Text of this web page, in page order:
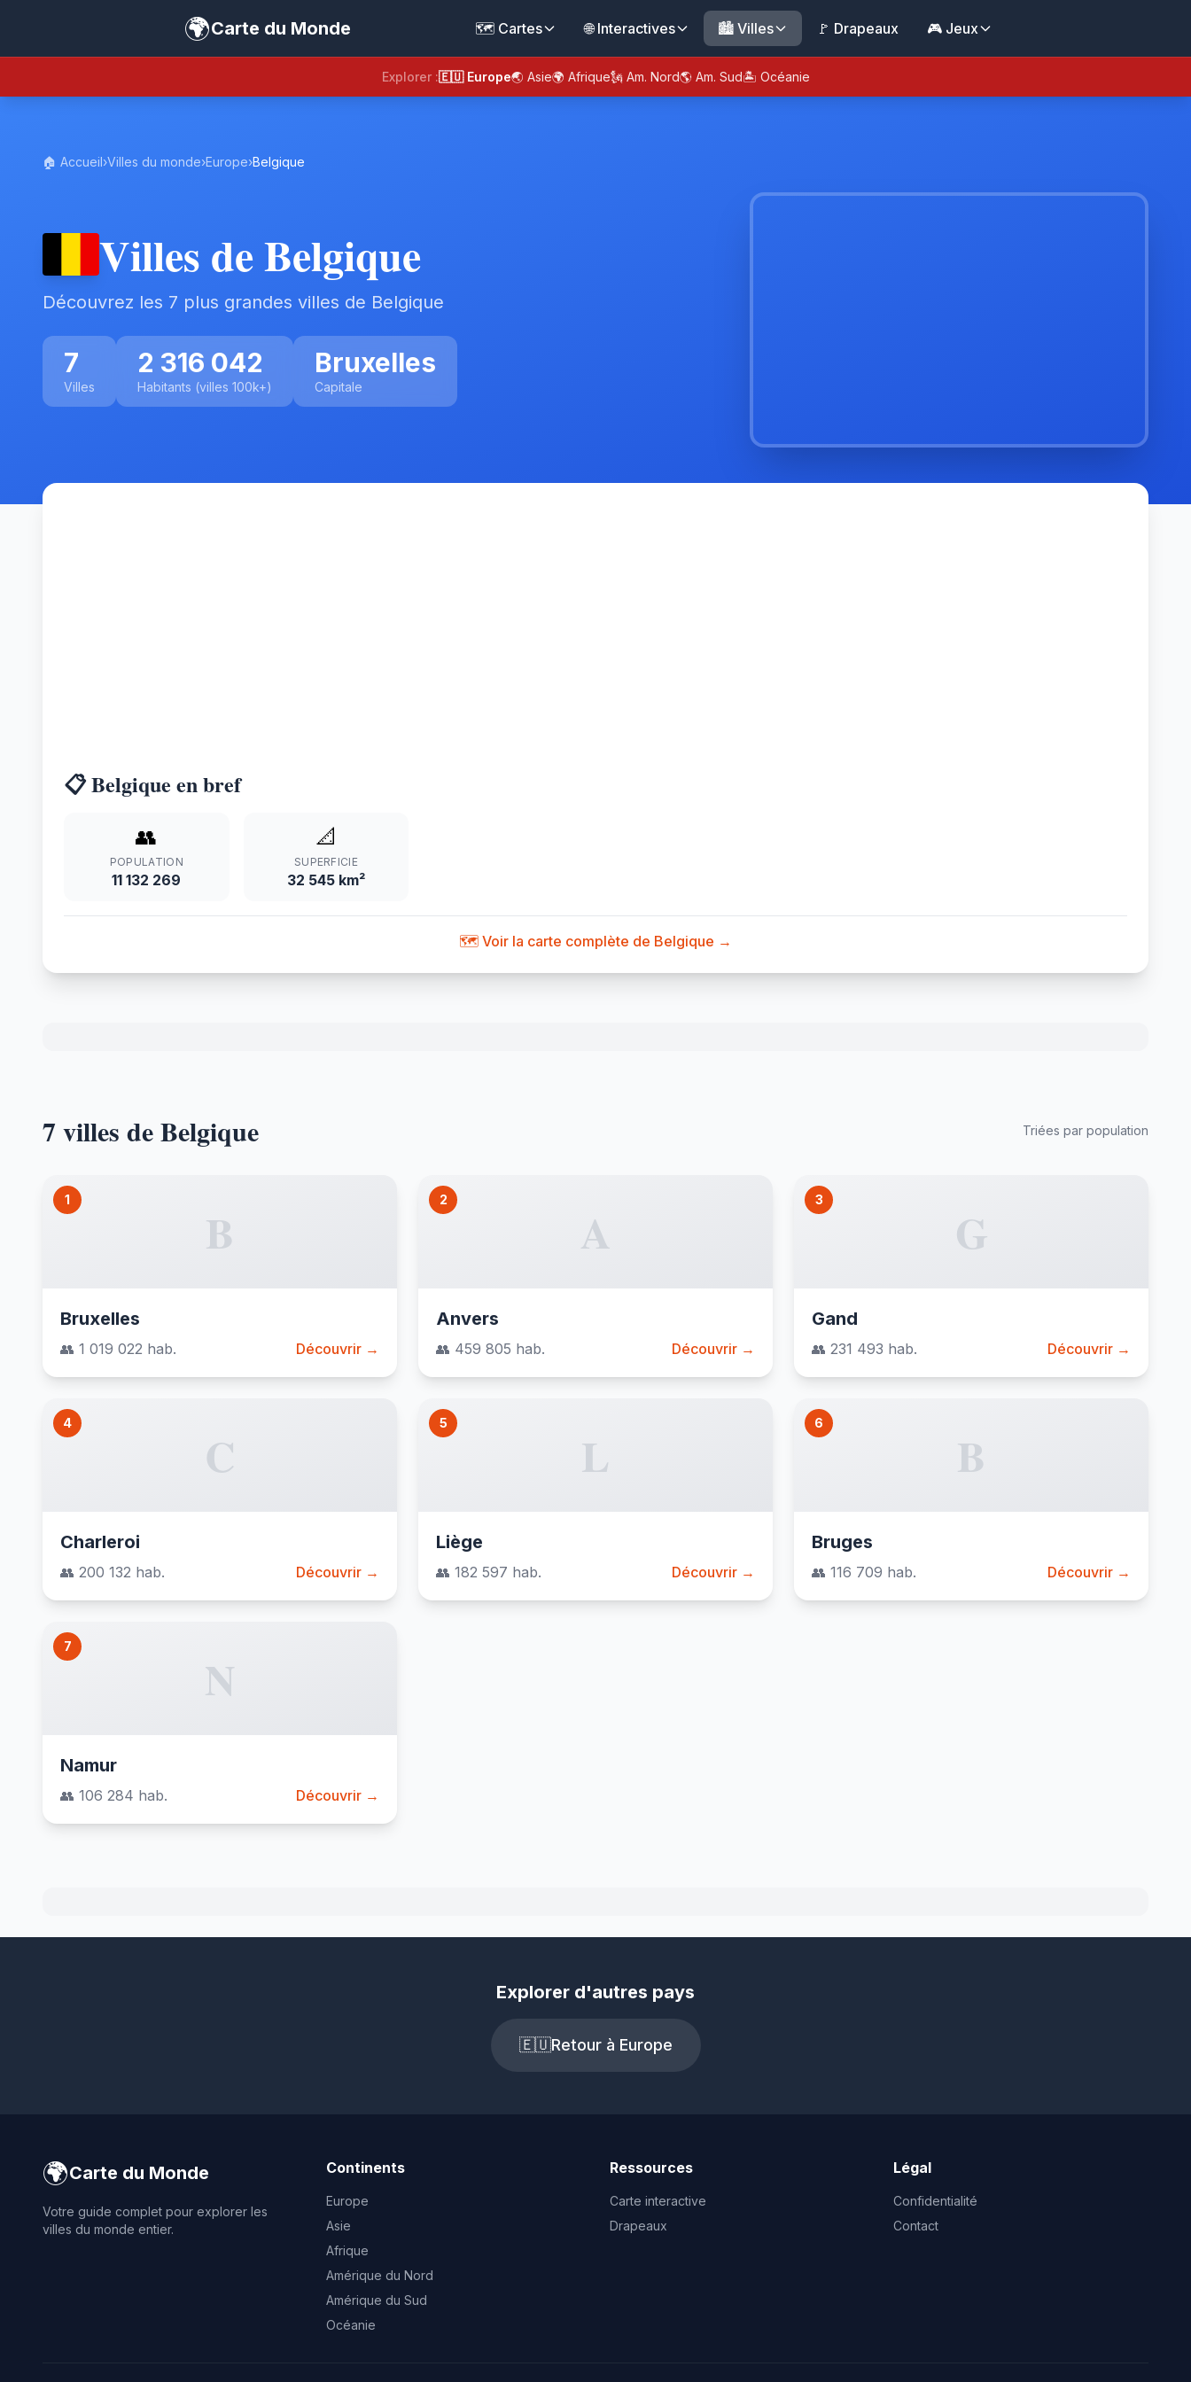
🌍Carte du Monde 🗺️ Cartes 🌐 Interactives 🏙️ Villes 🚩 Drapeaux 🎮 Jeux
Explorer :🇪🇺 Europe🌏 Asie🌍 Afrique🗽 Am. Nord🌎 Am. Sud🏝️ Océanie
🏠 Accueil›Villes du monde›Europe›Belgique
Villes de Belgique
Découvrez les 7 plus grandes villes de Belgique
7
Villes
2 316 042
Habitants (villes 100k+)
Bruxelles
Capitale
📋 Belgique en bref
👥
POPULATION
11 132 269
📐
SUPERFICIE
32 545 km²
🗺️ Voir la carte complète de Belgique →
7 villes de Belgique Triées par population
1
B
Bruxelles
👥 1 019 022 hab. Découvrir →
2
A
Anvers
👥 459 805 hab. Découvrir →
3
G
Gand
👥 231 493 hab. Découvrir →
4
C
Charleroi
👥 200 132 hab. Découvrir →
5
L
Liège
👥 182 597 hab. Découvrir →
6
B
Bruges
👥 116 709 hab. Découvrir →
7
N
Namur
👥 106 284 hab. Découvrir →
Explorer d'autres pays
🇪🇺Retour à Europe
🌍Carte du Monde
Votre guide complet pour explorer les
villes du monde entier.
Continents
Europe
Asie
Afrique
Amérique du Nord
Amérique du Sud
Océanie
Ressources
Carte interactive
Drapeaux
Légal
Confidentialité
Contact